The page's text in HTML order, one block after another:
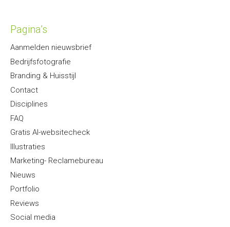
Pagina’s
Aanmelden nieuwsbrief
Bedrijfsfotografie
Branding & Huisstijl
Contact
Disciplines
FAQ
Gratis AI-websitecheck
Illustraties
Marketing- Reclamebureau
Nieuws
Portfolio
Reviews
Social media